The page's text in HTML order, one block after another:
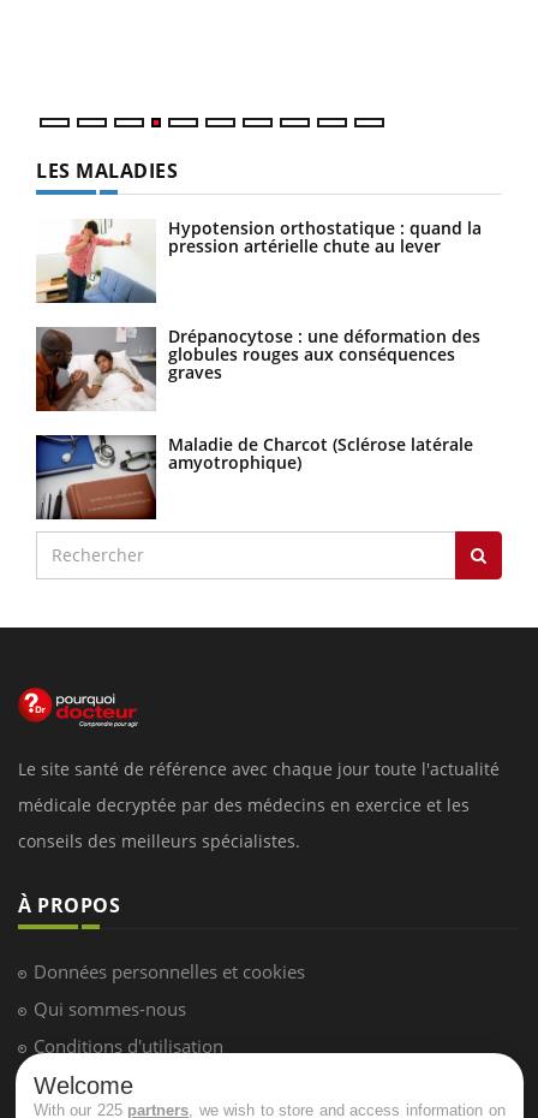
LES MALADIES
Hypotension orthostatique : quand la
pression artérielle chute au lever
Drépanocytose : une déformation des
globules rouges aux conséquences
graves
Maladie de Charcot (Sclérose latérale
amyotrophique)
Le site santé de référence avec chaque jour toute l'actualité
médicale decryptée par des médecins en exercice et les
conseils des meilleurs spécialistes.
À PROPOS
Données personnelles et cookies
Qui sommes-nous
Conditions d'utilisation
Plan du site
Welcome
With our 225 partners , we wish to store and access information on